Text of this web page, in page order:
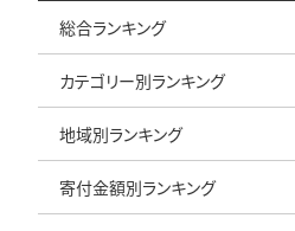
総合ランキング
カテゴリー別ランキング
地域別ランキング
寄付金額別ランキング